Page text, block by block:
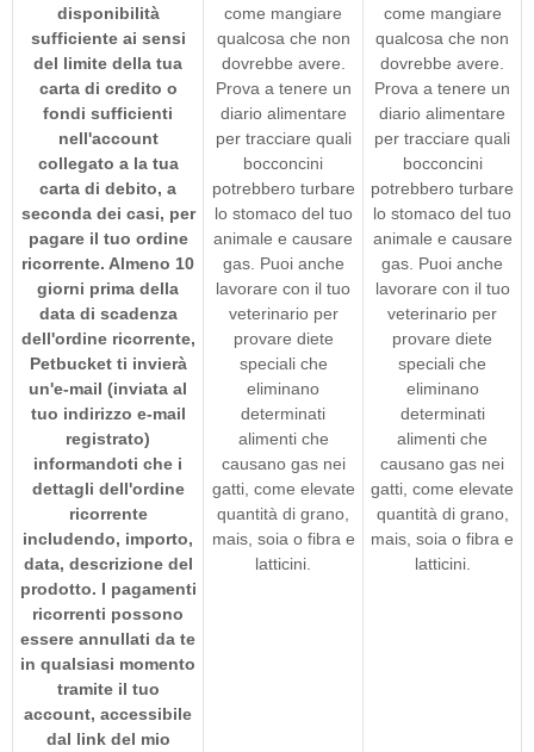
disponibilità
sufficiente ai sensi
del limite della tua
carta di credito o
fondi sufficienti
nell'account
collegato a la tua
carta di debito, a
seconda dei casi, per
pagare il tuo ordine
ricorrente. Almeno 10
giorni prima della
data di scadenza
dell'ordine ricorrente,
Petbucket ti invierà
un'e-mail (inviata al
tuo indirizzo e-mail
registrato)
informandoti che i
dettagli dell'ordine
ricorrente
includendo, importo,
data, descrizione del
prodotto. I pagamenti
ricorrenti possono
essere annullati da te
in qualsiasi momento
tramite il tuo
account, accessibile
dal link del mio
come mangiare
qualcosa che non
dovrebbe avere.
Prova a tenere un
diario alimentare
per tracciare quali
bocconcini
potrebbero turbare
lo stomaco del tuo
animale e causare
gas. Puoi anche
lavorare con il tuo
veterinario per
provare diete
speciali che
eliminano
determinati
alimenti che
causano gas nei
gatti, come elevate
quantità di grano,
mais, soia o fibra e
latticini.
come mangiare
qualcosa che non
dovrebbe avere.
Prova a tenere un
diario alimentare
per tracciare quali
bocconcini
potrebbero turbare
lo stomaco del tuo
animale e causare
gas. Puoi anche
lavorare con il tuo
veterinario per
provare diete
speciali che
eliminano
determinati
alimenti che
causano gas nei
gatti, come elevate
quantità di grano,
mais, soia o fibra e
latticini.